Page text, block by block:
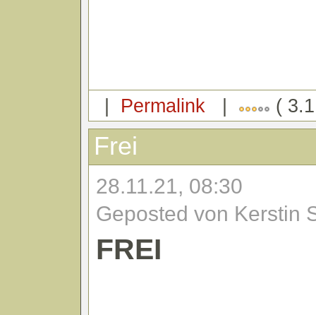
| Permalink | (
Frei
28.11.21, 08:30
Geposted von Kerstin
FREI